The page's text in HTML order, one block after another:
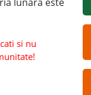
si nu